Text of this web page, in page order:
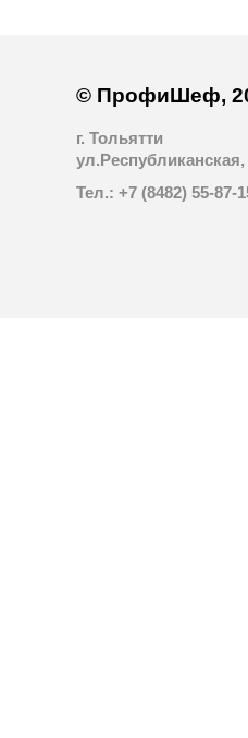
© ПрофиШеф,
г. Тольятти
ул.Республиканская,
Тел.: +7 (8482) 55-87-